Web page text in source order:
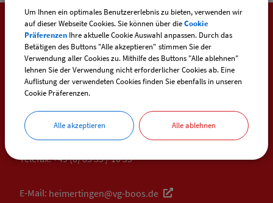
SO ERREICHEN SIE UNS
Gemeinde Heimertingen
Ulmer Straße 5
Telefon:+49 (0) 83 35 / 234
Telefax: +49 (0) 83 35 / 10 33
E-Mail: heimertingen@vg-boos.de
Um Ihnen ein optimales Benutzererlebnis zu bieten, verwenden wir
auf dieser Webseite Cookies. Sie können über dieCookie
Präferenzen Ihre aktuelle Cookie Auswahl anpassen. Durch das
Betätigen des Buttons "Alle akzeptieren" stimmen Sie der
Verwendung aller Cookies zu. Mithilfe des Buttons "Alle ablehnen"
lehnen Sie der Verwendung nicht erforderlicher Cookies ab. Eine
Auflistung der verwendeten Cookies finden Sie ebenfalls in unseren
Cookie Präferenzen.
Alle akzeptieren Alle ablehnen